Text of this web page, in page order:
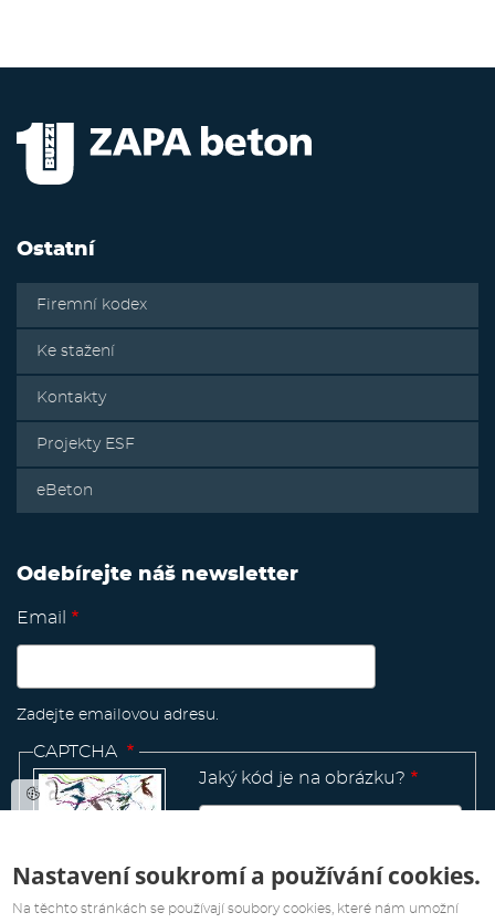
Ostatní
Firemní kodex
Ke stažení
Kontakty
Projekty ESF
eBeton
Odebírejte náš newsletter
Email
Zadejte emailovou adresu.
CAPTCHA
Jaký kód je na obrázku?
Manage
existing
Nastavení soukromí a používání cookies.
Na těchto stránkách se používají soubory cookies, které nám umožní